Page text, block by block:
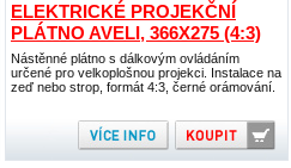
ELEKTRICKÉ PROJEKČNÍ
PLÁTNO AVELI, 366X275 (4:3)
Nástěnné plátno s dálkovým ovládáním
určené pro velkoplošnou projekci. Instalace na
zeď nebo strop, formát 4:3, černé orámování.